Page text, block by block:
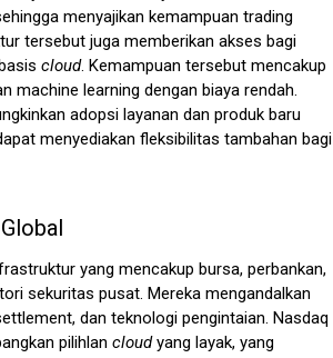
menyajikan kemampuan trading
tersebut juga memberikan akses bagi
cloud. Kemampuan tersebut mencakup
machine learning dengan biaya rendah.
adopsi layanan dan produk baru
menyediakan fleksibilitas tambahan bagi
yang mencakup bursa, perbankan,
sekuritas pusat. Mereka mengandalkan
dan teknologi pengintaian. Nasdaq
pilihlan cloudyang layak, yang